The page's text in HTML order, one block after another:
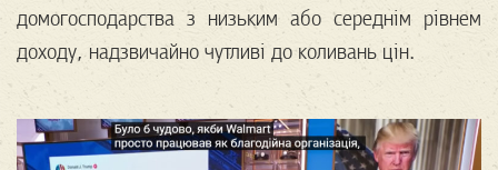
домогосподарства з низьким або середнім рівнем
доходу, надзвичайно чутливі до коливань цін.